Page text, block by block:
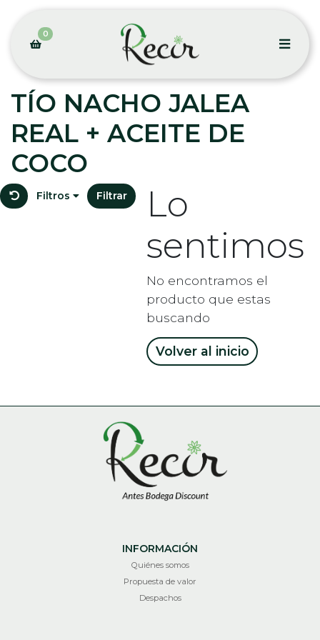
0
TÍO NACHO JALEA
REAL + ACEITE DE
COCO
Filtros Filtrar
Lo
sentimos
No encontramos el
producto que estas
buscando
Volver al inicio
INFORMACIÓN
Quiénes somos
Propuesta de valor
Despachos